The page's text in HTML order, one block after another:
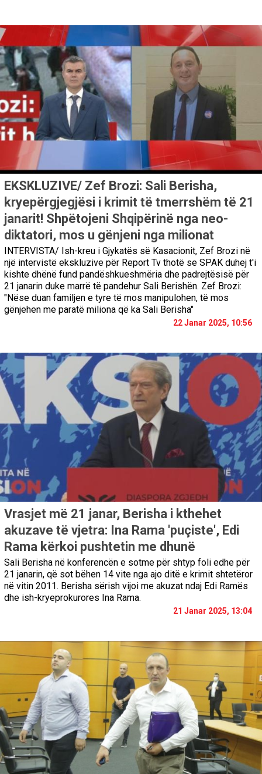
EKSKLUZIVE/ Zef Brozi: Sali Berisha,
kryepërgjegjësi i krimit të tmerrshëm të 21
janarit! Shpëtojeni Shqipërinë nga neo-
diktatori, mos u gënjeni nga milionat
INTERVISTA/ Ish-kreu i Gjykatës së Kasacionit, Zef Brozi në
një intervistë ekskluzive për Report Tv thotë se SPAK duhej t'i
kishte dhënë fund pandëshkueshmëria dhe padrejtësisë për
21 janarin duke marrë të pandehur Sali Berishën. Zef Brozi:
"Nëse duan familjen e tyre të mos manipulohen, të mos
gënjehen me paratë miliona që ka Sali Berisha"
22 Janar 2025, 10:56
Vrasjet më 21 janar, Berisha i kthehet
akuzave të vjetra: Ina Rama 'puçiste', Edi
Rama kërkoi pushtetin me dhunë
Sali Berisha në konferencën e sotme për shtyp foli edhe për
21 janarin, që sot bëhen 14 vite nga ajo ditë e krimit shtetëror
në vitin 2011. Berisha sërish vijoi me akuzat ndaj Edi Ramës
dhe ish-kryeprokurores Ina Rama.
21 Janar 2025, 13:04